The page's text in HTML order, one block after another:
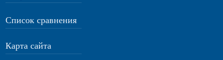
Список сравнения
Карта сайта